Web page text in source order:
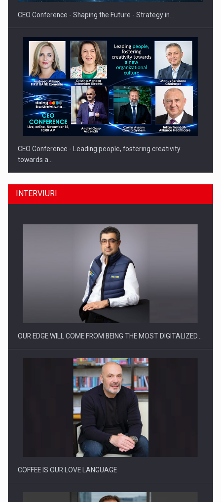
CEO Conference - Shaping the Future - Strategy in…
CEO Conference - Leading people, fostering creativity
towards a…
CEO Conference - Shaping The Future - Technology and…
Webinar - Business Evolution-RETHINK STRATEGY-Finantare
Investitii Digitalizare
INTERVIURI
OUR EDGE WILL COME FROM BEING THE MOST DIGITALIZED…
COFFEE IS OUR LOVE LANGUAGE